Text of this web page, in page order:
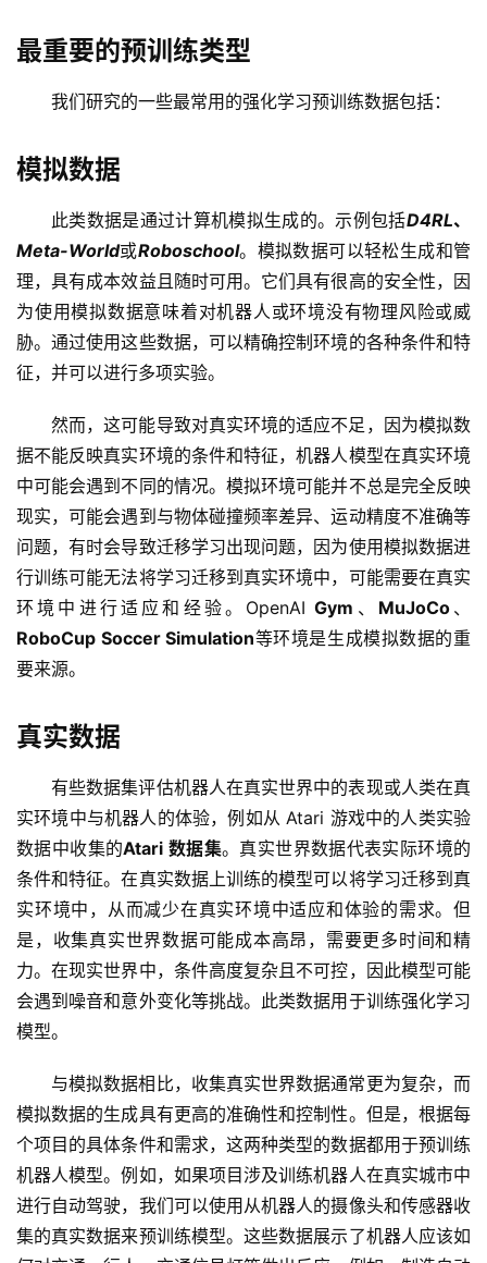
最重要的预训练类型
我们研究的一些最常用的强化学习预训练数据包括：
模拟数据
此类数据是通过计算机模拟生成的。示例包括D4RL、
Meta-World或Roboschool。模拟数据可以轻松生成和管
理，具有成本效益且随时可用。它们具有很高的安全性，因
为使用模拟数据意味着对机器人或环境没有物理风险或威
胁。通过使用这些数据，可以精确控制环境的各种条件和特
征，并可以进行多项实验。
然而，这可能导致对真实环境的适应不足，因为模拟数
据不能反映真实环境的条件和特征，机器人模型在真实环境
中可能会遇到不同的情况。模拟环境可能并不总是完全反映
现实，可能会遇到与物体碰撞频率差异、运动精度不准确等
问题，有时会导致迁移学习出现问题，因为使用模拟数据进
行训练可能无法将学习迁移到真实环境中，可能需要在真实
环境中进行适应和经验。OpenAI Gym 、 MuJoCo、
RoboCup Soccer Simulation等环境是生成模拟数据的重
要来源。
真实数据
有些数据集评估机器人在真实世界中的表现或人类在真
实环境中与机器人的体验，例如从 Atari 游戏中的人类实验
数据中收集的Atari 数据集。真实世界数据代表实际环境的
条件和特征。在真实数据上训练的模型可以将学习迁移到真
实环境中，从而减少在真实环境中适应和体验的需求。但
是，收集真实世界数据可能成本高昂，需要更多时间和精
力。在现实世界中，条件高度复杂且不可控，因此模型可能
会遇到噪音和意外变化等挑战。此类数据用于训练强化学习
模型。
与模拟数据相比，收集真实世界数据通常更为复杂，而
模拟数据的生成具有更高的准确性和控制性。但是，根据每
个项目的具体条件和需求，这两种类型的数据都用于预训练
机器人模型。例如，如果项目涉及训练机器人在真实城市中
进行自动驾驶，我们可以使用从机器人的摄像头和传感器收
集的真实数据来预训练模型。这些数据展示了机器人应该如